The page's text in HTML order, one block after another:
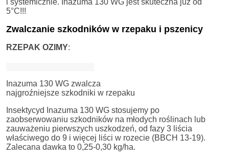
i systemicznie. Inazuma 130 WG jest skuteczna już od
5°C!!!
Zwalczanie szkodników w rzepaku i pszenicy
RZEPAK OZIMY:
Inazuma 130 WG zwalcza
najgroźniejsze szkodniki w rzepaku
Insektycyd Inazuma 130 WG stosujemy po
zaobserwowaniu szkodników na młodych roślinach lub
zauważeniu pierwszych uszkodzeń, od fazy 3 liścia
właściwego do 9 i więcej liści w rozecie (BBCH 13-19).
Zalecana dawka to 0,25-0,30 kg/ha.